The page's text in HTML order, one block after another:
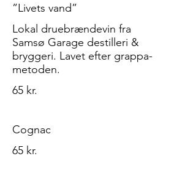
”Livets vand”
Lokal druebrændevin fra
Samsø Garage destilleri &
bryggeri. Lavet efter grappa-
metoden.
65 kr.
Cognac
65 kr.